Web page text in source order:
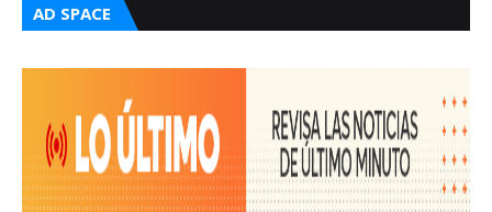
AD SPACE